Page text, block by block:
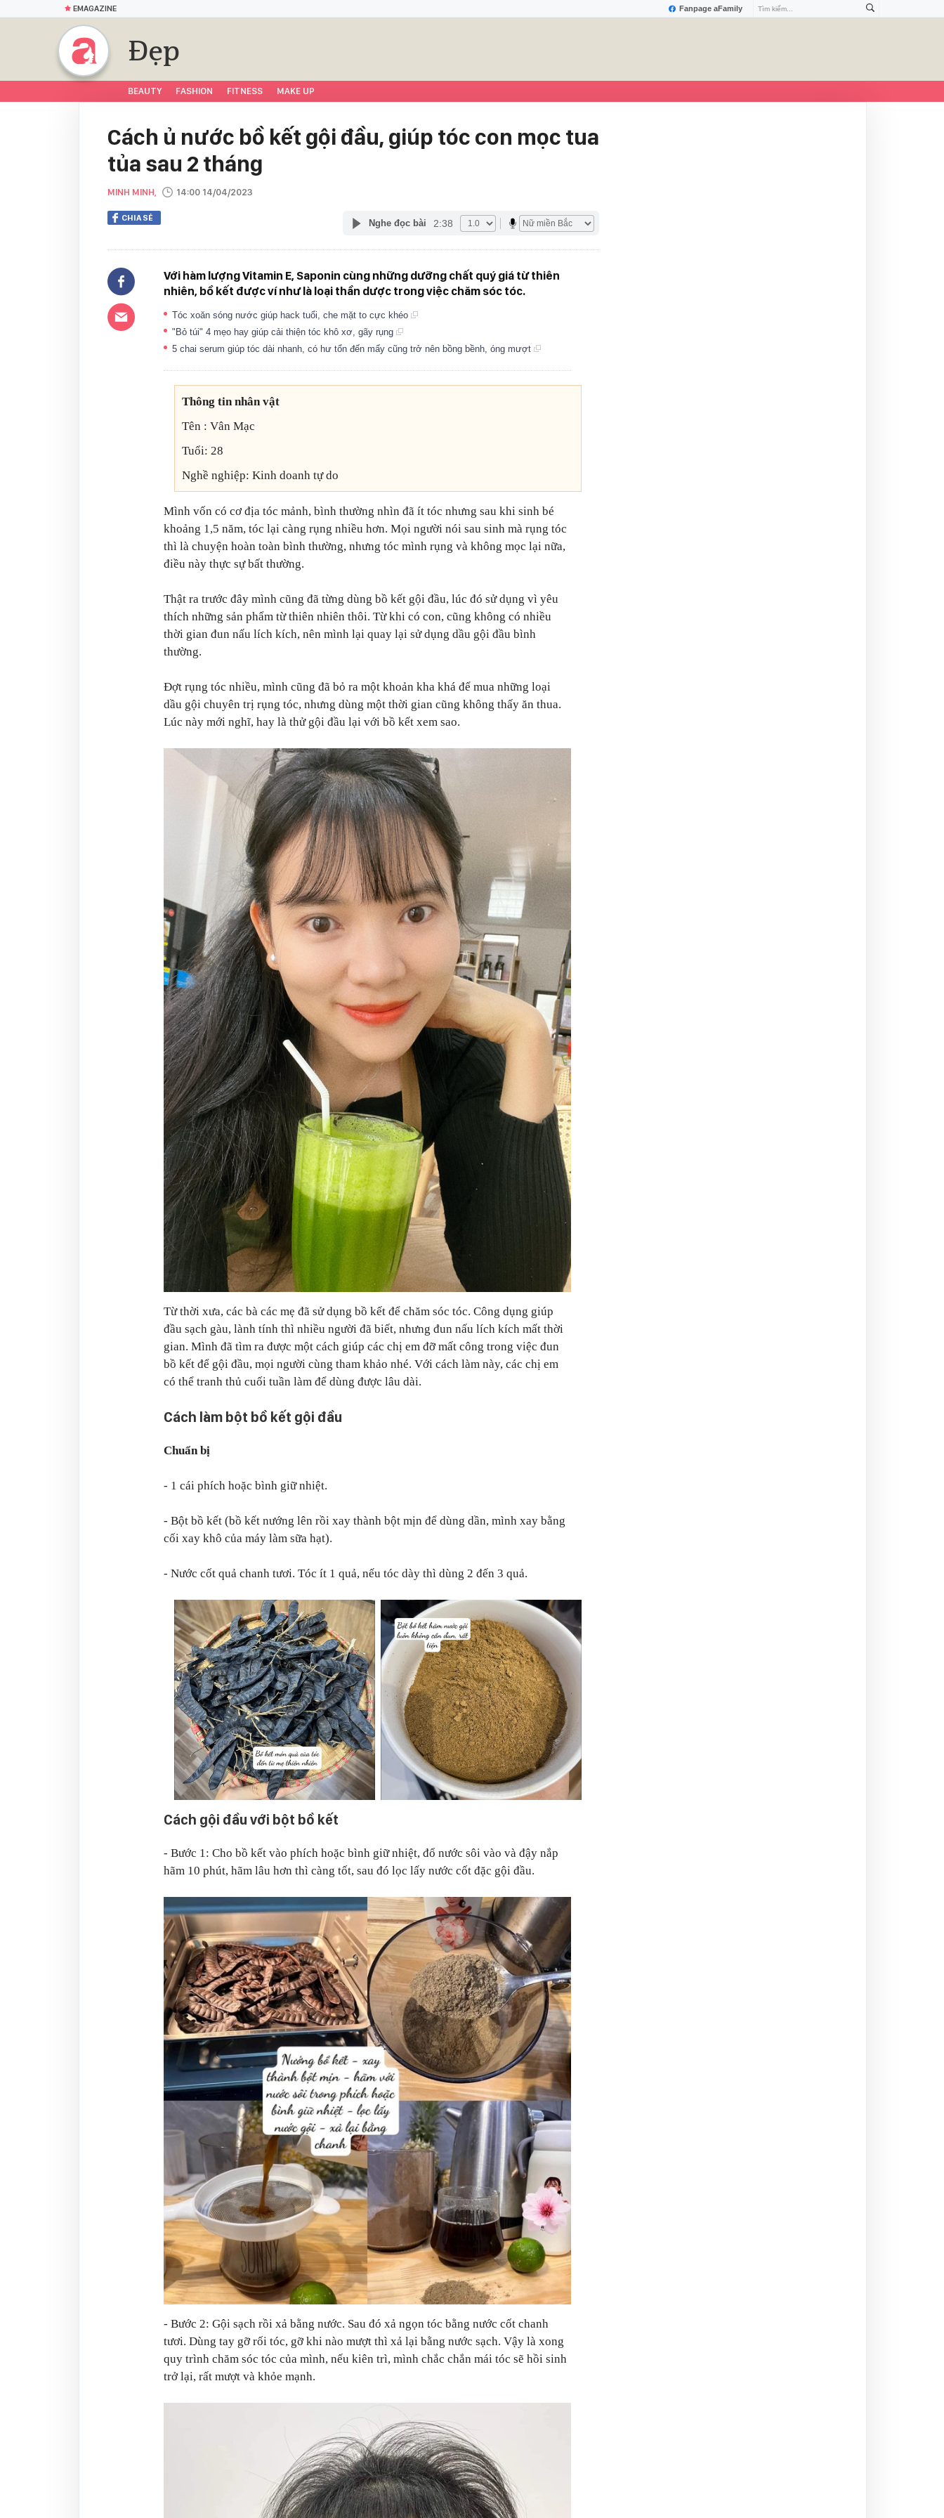
Fanpage aFamily
EMAGAZINE
Đẹp
BEAUTY FASHION FITNESS MAKE UP
Cách ủ nước bồ kết gội đầu, giúp tóc con mọc tua
tủa sau 2 tháng
MINH MINH, 14:00 14/04/2023
CHIA SẺ Nghe đọc bài 2:38
Với hàm lượng Vitamin E, Saponin cùng những dưỡng chất quý giá từ thiên
nhiên, bồ kết được ví như là loại thần dược trong việc chăm sóc tóc.
Tóc xoăn sóng nước giúp hack tuổi, che mặt to cực khéo
"Bỏ túi" 4 mẹo hay giúp cải thiện tóc khô xơ, gãy rụng
5 chai serum giúp tóc dài nhanh, có hư tổn đến mấy cũng trở nên bồng bềnh, óng mượt
Thông tin nhân vật
Tên : Vân Mạc
Tuổi: 28
Nghề nghiệp: Kinh doanh tự do
Mình vốn có cơ địa tóc mảnh, bình thường nhìn đã ít tóc nhưng sau khi sinh bé
khoảng 1,5 năm, tóc lại càng rụng nhiều hơn. Mọi người nói sau sinh mà rụng tóc
thì là chuyện hoàn toàn bình thường, nhưng tóc mình rụng và không mọc lại nữa,
điều này thực sự bất thường.
Thật ra trước đây mình cũng đã từng dùng bồ kết gội đầu, lúc đó sử dụng vì yêu
thích những sản phẩm từ thiên nhiên thôi. Từ khi có con, cũng không có nhiều
thời gian đun nấu lích kích, nên mình lại quay lại sử dụng dầu gội đầu bình
thường.
Đợt rụng tóc nhiều, mình cũng đã bỏ ra một khoản kha khá để mua những loại
dầu gội chuyên trị rụng tóc, nhưng dùng một thời gian cũng không thấy ăn thua.
Lúc này mới nghĩ, hay là thử gội đầu lại với bồ kết xem sao.
Từ thời xưa, các bà các mẹ đã sử dụng bồ kết để chăm sóc tóc. Công dụng giúp
đầu sạch gàu, lành tính thì nhiều người đã biết, nhưng đun nấu lích kích mất thời
gian. Mình đã tìm ra được một cách giúp các chị em đỡ mất công trong việc đun
bồ kết để gội đầu, mọi người cùng tham khảo nhé. Với cách làm này, các chị em
có thể tranh thủ cuối tuần làm để dùng được lâu dài.
Cách làm bột bồ kết gội đầu
Chuẩn bị
- 1 cái phích hoặc bình giữ nhiệt.
- Bột bồ kết (bồ kết nướng lên rồi xay thành bột mịn để dùng dần, mình xay bằng
cối xay khô của máy làm sữa hạt).
- Nước cốt quả chanh tươi. Tóc ít 1 quả, nếu tóc dày thì dùng 2 đến 3 quả.
Cách gội đầu với bột bồ kết
- Bước 1: Cho bồ kết vào phích hoặc bình giữ nhiệt, đổ nước sôi vào và đậy nắp
hãm 10 phút, hãm lâu hơn thì càng tốt, sau đó lọc lấy nước cốt đặc gội đầu.
- Bước 2: Gội sạch rồi xả bằng nước. Sau đó xả ngọn tóc bằng nước cốt chanh
tươi. Dùng tay gỡ rối tóc, gỡ khi nào mượt thì xả lại bằng nước sạch. Vậy là xong
quy trình chăm sóc tóc của mình, nếu kiên trì, mình chắc chắn mái tóc sẽ hồi sinh
trở lại, rất mượt và khỏe mạnh.